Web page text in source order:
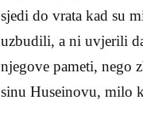
sjedi do vrata kad su
uzbudili, a ni uvjerili
njegove pameti, nego
sinu Huseinovu, milo